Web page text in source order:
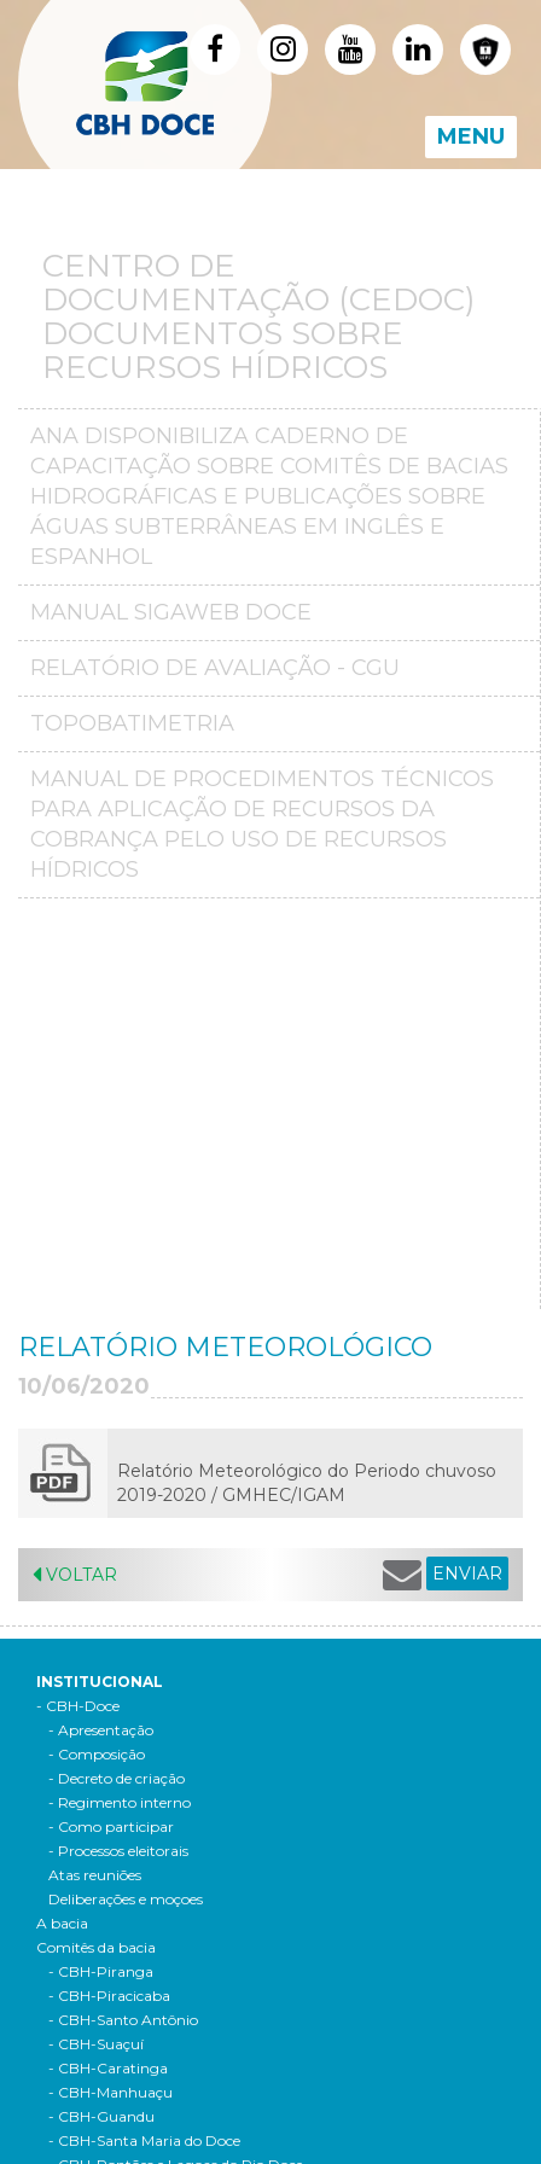
MENU
CENTRO DE
DOCUMENTAÇÃO (CEDOC)
DOCUMENTOS SOBRE
RECURSOS HÍDRICOS
ANA DISPONIBILIZA CADERNO DE
CAPACITAÇÃO SOBRE COMITÊS DE BACIAS
HIDROGRÁFICAS E PUBLICAÇÕES SOBRE
ÁGUAS SUBTERRÂNEAS EM INGLÊS E
ESPANHOL
MANUAL SIGAWEB DOCE
RELATÓRIO DE AVALIAÇÃO - CGU
TOPOBATIMETRIA
MANUAL DE PROCEDIMENTOS TÉCNICOS
PARA APLICAÇÃO DE RECURSOS DA
COBRANÇA PELO USO DE RECURSOS
HÍDRICOS
RELATÓRIO METEOROLÓGICO
10/06/2020
Relatório Meteorológico do Periodo chuvoso
2019-2020 / GMHEC/IGAM
VOLTAR ENVIAR
INSTITUCIONAL
- CBH-Doce
- Apresentação
- Composição
- Decreto de criação
- Regimento interno
- Como participar
- Processos eleitorais
Atas reuniões
Deliberações e moçoes
A bacia
Comitês da bacia
- CBH-Piranga
- CBH-Piracicaba
- CBH-Santo Antônio
- CBH-Suaçuí
- CBH-Caratinga
- CBH-Manhuaçu
- CBH-Guandu
- CBH-Santa Maria do Doce